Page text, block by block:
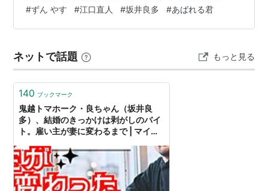
#ずん やす #江口直人 #坂井良多 #あばれる君
ネットで話題 もっと見る
140 ブックマーク
鬼越トマホーク・良ちゃん（坂井良
多）、結婚のきっかけは剥がしのバイ
ト。雇い主が妻に変わるまで | マイナ